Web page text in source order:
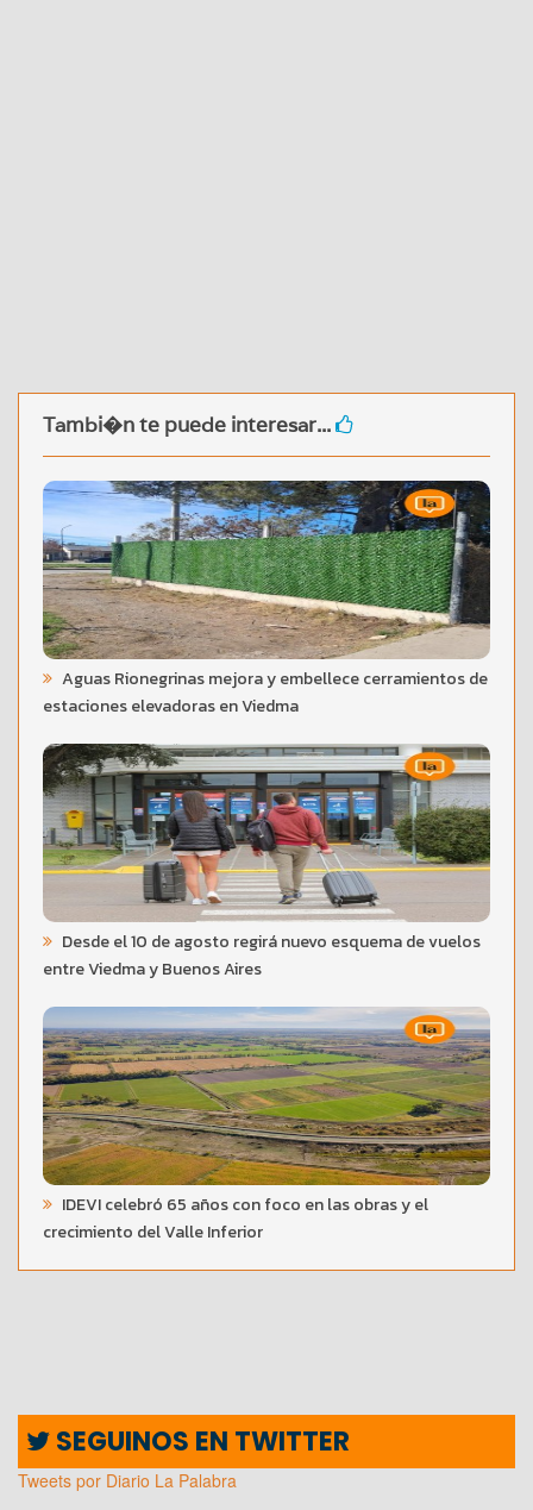
Tambi�n te puede interesar...
Aguas Rionegrinas mejora y embellece cerramientos de
estaciones elevadoras en Viedma
Desde el 10 de agosto regirá nuevo esquema de vuelos
entre Viedma y Buenos Aires
IDEVI celebró 65 años con foco en las obras y el
crecimiento del Valle Inferior
SEGUINOS EN TWITTER
Tweets por Diario La Palabra